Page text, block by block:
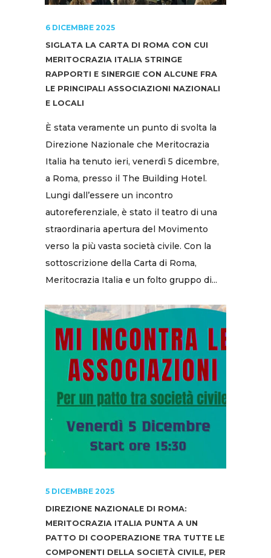
6 DICEMBRE 2025
SIGLATA LA CARTA DI ROMA CON CUI
MERITOCRAZIA ITALIA STRINGE
RAPPORTI E SINERGIE CON ALCUNE FRA
LE PRINCIPALI ASSOCIAZIONI NAZIONALI
E LOCALI
È stata veramente un punto di svolta la
Direzione Nazionale che Meritocrazia
Italia ha tenuto ieri, venerdì 5 dicembre,
a Roma, presso il The Building Hotel.
Lungi dall’essere un incontro
autoreferenziale, è stato il teatro di una
straordinaria apertura del Movimento
verso la più vasta società civile. Con la
sottoscrizione della Carta di Roma,
Meritocrazia Italia e un folto gruppo di...
5 DICEMBRE 2025
DIREZIONE NAZIONALE DI ROMA:
MERITOCRAZIA ITALIA PUNTA A UN
PATTO DI COOPERAZIONE TRA TUTTE LE
COMPONENTI DELLA SOCIETÀ CIVILE, PER